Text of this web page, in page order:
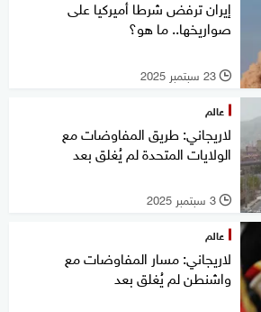
إيران ترفض شرطا أميركيا على
صواريخها.. ما هو؟
l 23 سبتمبر 2025
عالم
لاريجاني: طريق المفاوضات مع
الولايات المتحدة لم يُغلق بعد
l 3 سبتمبر 2025
عالم
لاريجاني: مسار المفاوضات مع
واشنطن لم يُغلق بعد